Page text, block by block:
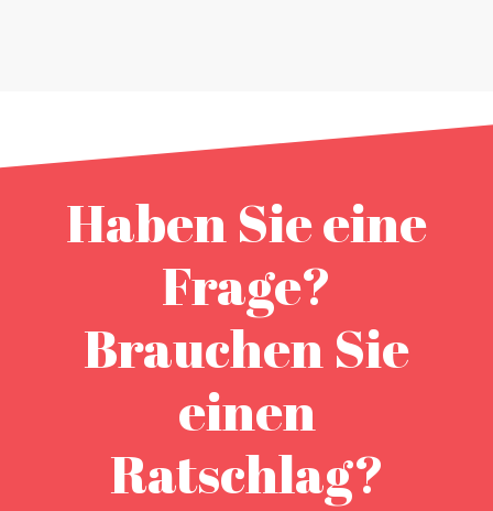
Haben Sie eine
Frage?
Brauchen Sie
einen
Ratschlag?